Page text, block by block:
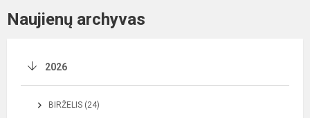
Naujienų archyvas
2026
BIRŽELIS (24)